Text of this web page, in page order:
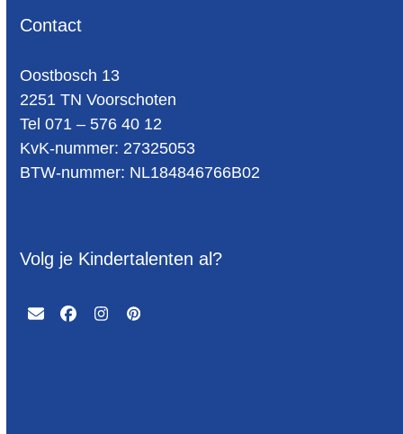
Contact
Oost­bosch 13
2251 TN Voorschoten
Tel 071 – 576 40 12
KvK-nummer: 27325053
BTW-num­mer: NL184846766B02
Volg je Kindertalenten al?
EmailFacebook
Instagram
Pinterest